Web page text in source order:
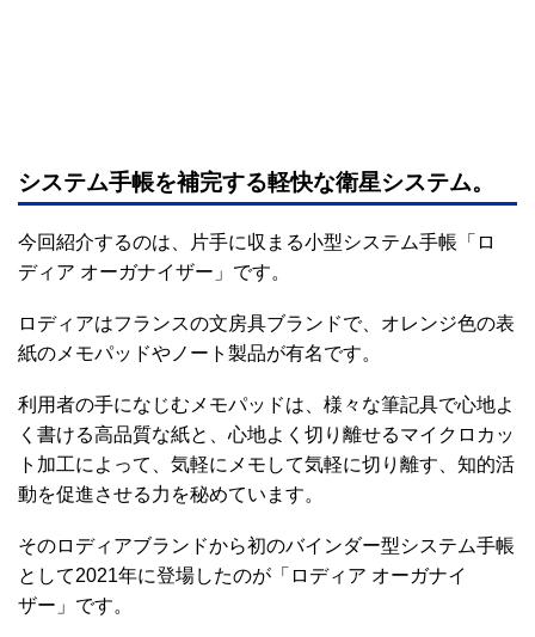
システム手帳を補完する軽快な衛星システム。
今回紹介するのは、片手に収まる小型システム手帳「ロ
ディア オーガナイザー」です。
ロディアはフランスの文房具ブランドで、オレンジ色の表
紙のメモパッドやノート製品が有名です。
利用者の手になじむメモパッドは、様々な筆記具で心地よ
く書ける高品質な紙と、心地よく切り離せるマイクロカッ
ト加工によって、気軽にメモして気軽に切り離す、知的活
動を促進させる力を秘めています。
そのロディアブランドから初のバインダー型システム手帳
として2021年に登場したのが「ロディア オーガナイ
ザー」です。